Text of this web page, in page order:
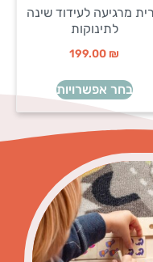
מרגיעה לעידוד שינה
לתינוקות
199.00 ₪
בחר אפשרויות